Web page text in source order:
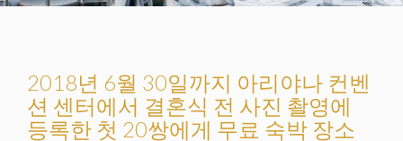
2018년 6월 30일까지 아리야나 컨벤
션 센터에서 결혼식 전 사진 촬영에
등록한 첫 20쌍에게 무료 숙박 장소